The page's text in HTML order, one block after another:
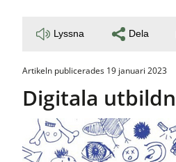
Lyssna Dela
Artikeln publicerades 19 januari 2023
Digitala